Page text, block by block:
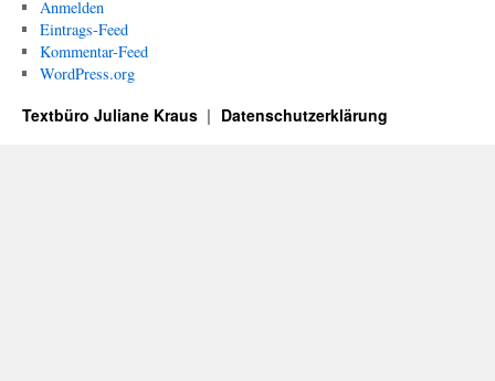
Anmelden
Eintrags-Feed
Kommentar-Feed
WordPress.org
Textbüro Juliane Kraus Datenschutzerklärung